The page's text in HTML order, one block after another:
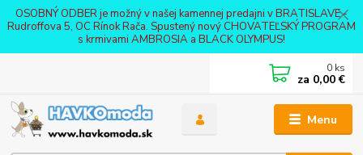
OSOBNÝ ODBER je možný v našej kamennej predajni v BRATISLAVE -
Rudroffova 5, OC Rínok Rača. Spustený nový CHOVATEĽSKÝ PROGRAM
s krmivami AMBROSIA a BLACK OLYMPUS!
Menu
0 ks
za 0,00 €